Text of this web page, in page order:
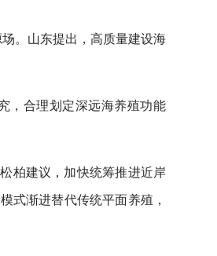
。山东提出，高质量建设海
，合理划定深远海养殖功能
柏建议，加快统筹推进近岸
式渐进替代传统平面养殖，